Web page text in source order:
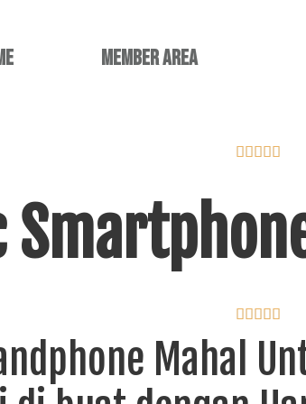
member area
    
    
Mahal